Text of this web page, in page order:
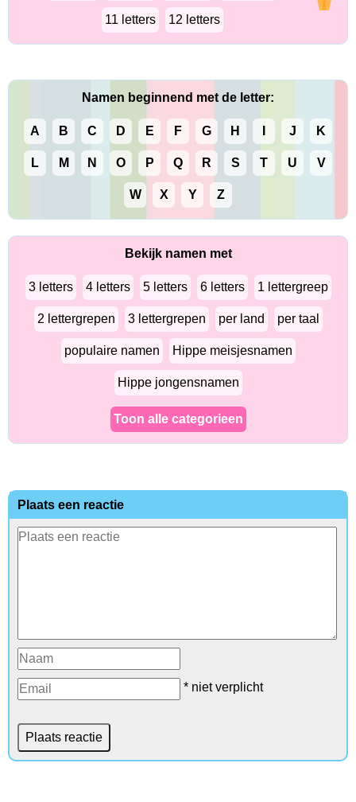
11 letters 12 letters
Namen beginnend met de letter:
A B C D E F G H J K
L M N O P Q R S T U V
W X Y Z
Bekijk namen met
3 letters 4 letters 5 letters 6 letters 1 lettergreep
2 lettergrepen 3 lettergrepen per land per taal
populaire namen Hippe meisjesnamen
Hippe jongensnamen
Toon alle categorieen
Plaats een reactie
* niet verplicht